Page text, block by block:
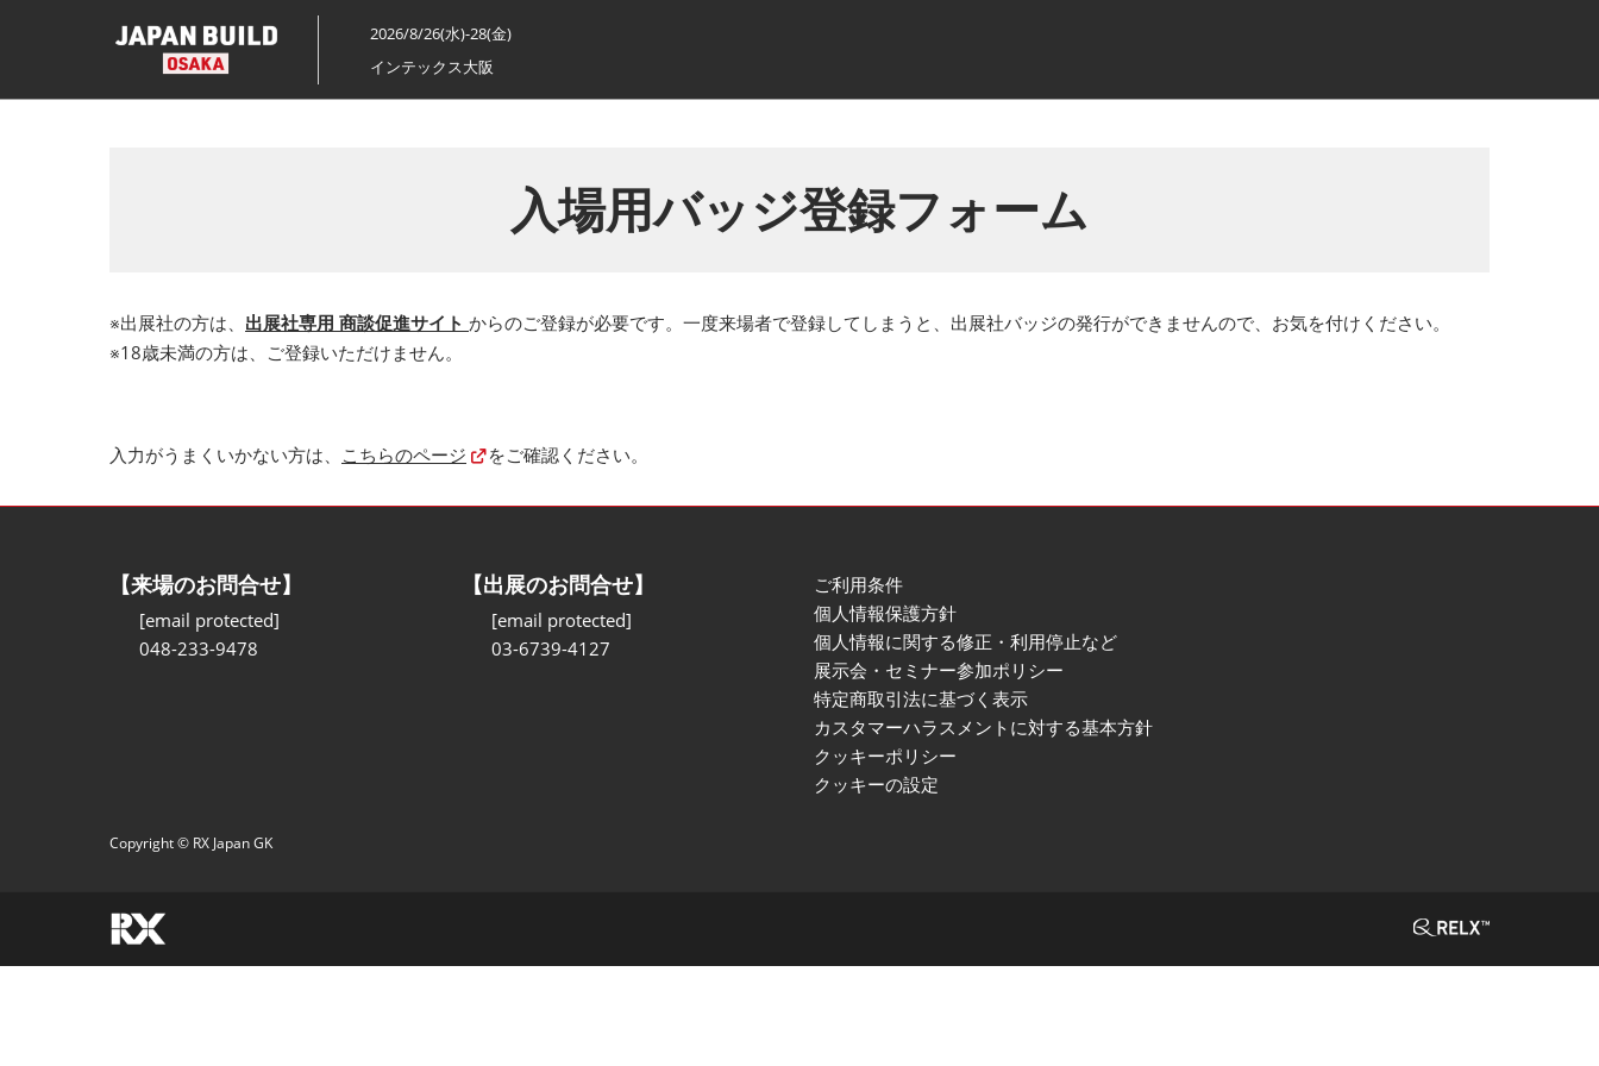
キ
プ
2026/8/26(水)-28(金)
インテックス大阪
入場用バッジ登録フォーム
※出展社の方は、 出展社専用 商談促進サイト からのご登録が必要です。一度来場者で登録してしまうと、出展社バッジの発行ができませんので、お気を付けください。
※18歳未満の方は、ご登録いただけません。
入力がうまくいかない方は、 こちらのページ をご確認ください。
【来場のお問合せ】
[email protected]
048-233-9478
【出展のお問合せ】
[email protected]
03-6739-4127
ご利用条件
個人情報保護方針
個人情報に関する修正・利用停止など
展示会・セミナー参加ポリシー
特定商取引法に基づく表示
カスタマーハラスメントに対する基本方針
クッキーポリシー
クッキーの設定
Copyright © RX Japan GK